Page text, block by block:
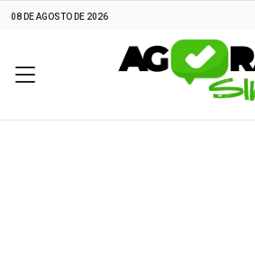
08 DE AGOSTO DE 2026